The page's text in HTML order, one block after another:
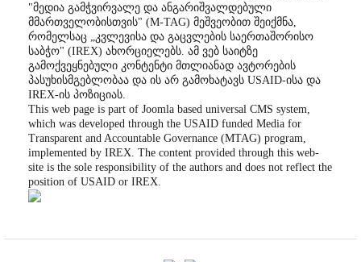
"მედია გამჭვირვალე და ანგარიშვალდებული
მმართველობისთვის" (M-TAG) მეშვეობით შეიქმნა,
რომელსაც „კვლევისა და გაცვლების საერთაშორისო
საბჭო" (IREX) ახორციელებს. ამ ვებ საიტზე
გამოქვეყნებული კონტენტი მთლიანად ავტორების
პასუხისმგებლობაა და ის არ გამოხატავს USAID-ისა და
IREX-ის პოზიციას.
This web page is part of Joomla based universal CMS system,
which was developed through the USAID funded Media for
Transparent and Accountable Governance (MTAG) program,
implemented by IREX. The content provided through this web-
site is the sole responsibility of the authors and does not reflect the
position of USAID or IREX.